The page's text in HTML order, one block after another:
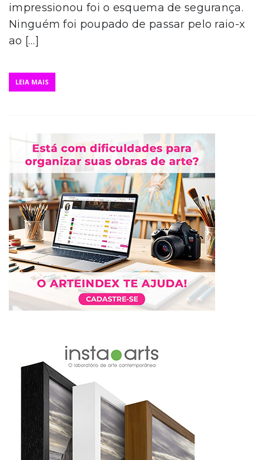
impressionou foi o esquema de segurança.
Ninguém foi poupado de passar pelo raio-x
ao […]
LEIA MAIS